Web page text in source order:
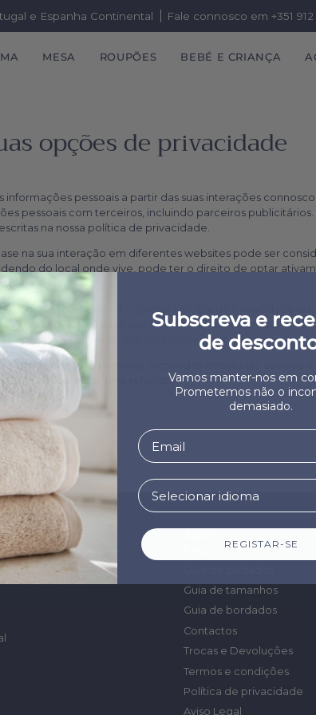
e Espanha Continental Fale connosco em +351 912
MESA ROUPÕES BEBÉ E CRIANÇA
opções de privacidade
pessoais a partir das suas interações
pessoais com terceiros, incluindo parceiros
na nossa política de privacidade.
na sua interação em diferentes websites pode ser
do local onde vive, pode ter o direito de optar
abaixo.
por não participar do Controlo Global de Privacidade
de atividades que possam ser consideradas uma
e browser que utilizou para visitar o nosso
informações pessoais recolhidas através de cookies
EUA aplicáveis acima referidos.
Guia de tamanhos
Guia de bordados
Contactos
Trocas e Devoluções
Termos e condições
Política de privacidade
Aviso Legal
Subscreva e
de
Vamos manter-nos em
Prometemos não o
demasiado.
REGISTAR-SE